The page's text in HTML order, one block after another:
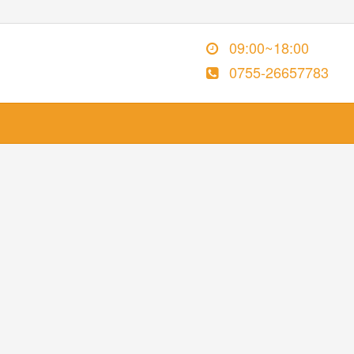
09:00~18:00
0755-26657783